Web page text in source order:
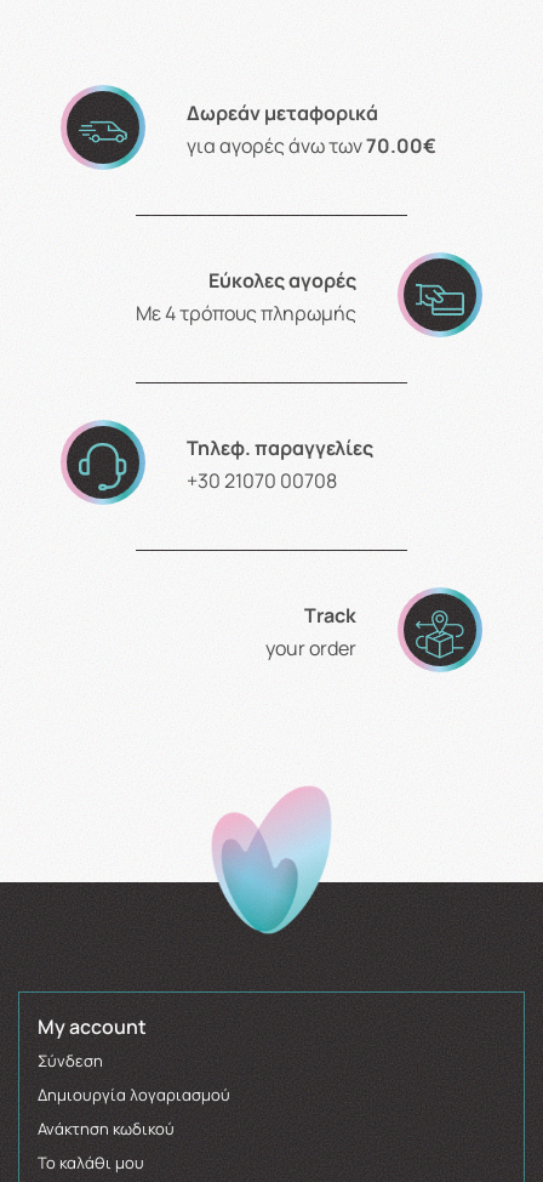
Δωρεάν μεταφορικά
για αγορές άνω των70.00€
Εύκολες αγορές
Με 4 τρόπους πληρωμής
Τηλεφ. παραγγελίες
+30 21070 00708
Τrack
your order
My account
Σύνδεση
Δημιουργία λογαριασμού
Ανάκτηση κωδικού
Το καλάθι μου